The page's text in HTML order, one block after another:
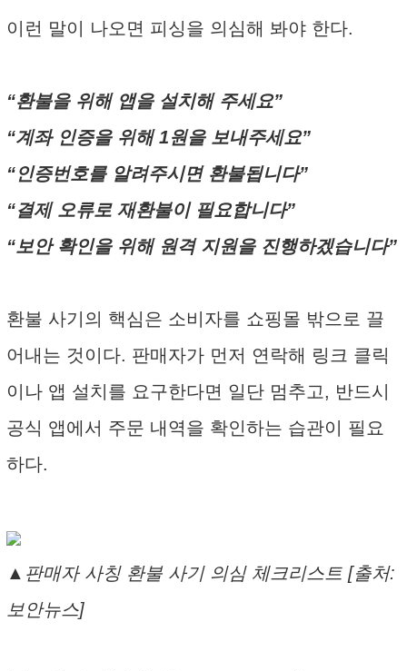
이런 말이 나오면 피싱을 의심해 봐야 한다.
“환불을 위해 앱을 설치해 주세요”
“계좌 인증을 위해 1원을 보내주세요”
“인증번호를 알려주시면 환불됩니다”
“결제 오류로 재환불이 필요합니다”
“보안 확인을 위해 원격 지원을 진행하겠습니다”
환불 사기의 핵심은 소비자를 쇼핑몰 밖으로 끌
어내는 것이다. 판매자가 먼저 연락해 링크 클릭
이나 앱 설치를 요구한다면 일단 멈추고, 반드시
공식 앱에서 주문 내역을 확인하는 습관이 필요
하다.
▲판매자 사칭 환불 사기 의심 체크리스트 [출처:
보안뉴스]